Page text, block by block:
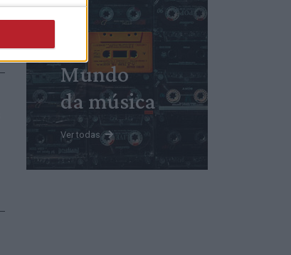
Mundo
da música
Ver todas